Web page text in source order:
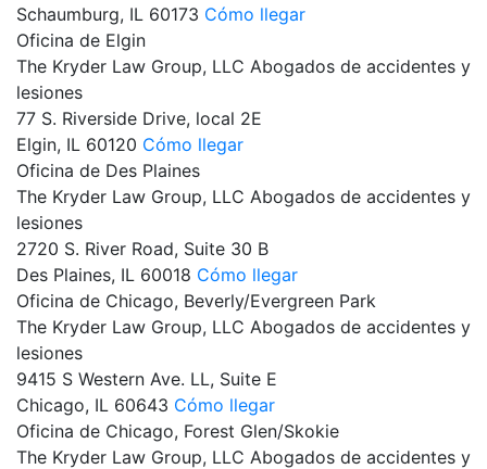
Schaumburg, IL 60173 Cómo llegar
Oficina de Elgin
The Kryder Law Group, LLC Abogados de accidentes y
lesiones
77 S. Riverside Drive, local 2E
Elgin, IL 60120 Cómo llegar
Oficina de Des Plaines
The Kryder Law Group, LLC Abogados de accidentes y
lesiones
2720 S. River Road, Suite 30 B
Des Plaines, IL 60018 Cómo llegar
Oficina de Chicago, Beverly/Evergreen Park
The Kryder Law Group, LLC Abogados de accidentes y
lesiones
9415 S Western Ave. LL, Suite E
Chicago, IL 60643 Cómo llegar
Oficina de Chicago, Forest Glen/Skokie
The Kryder Law Group, LLC Abogados de accidentes y